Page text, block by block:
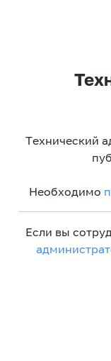
Технический
Необходимо
Если вы